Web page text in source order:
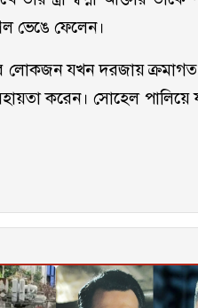
ভেঙে ফেলেন।
যখন দরজায় ক্রমাগত
করেন। সোহেল পালিয়ে